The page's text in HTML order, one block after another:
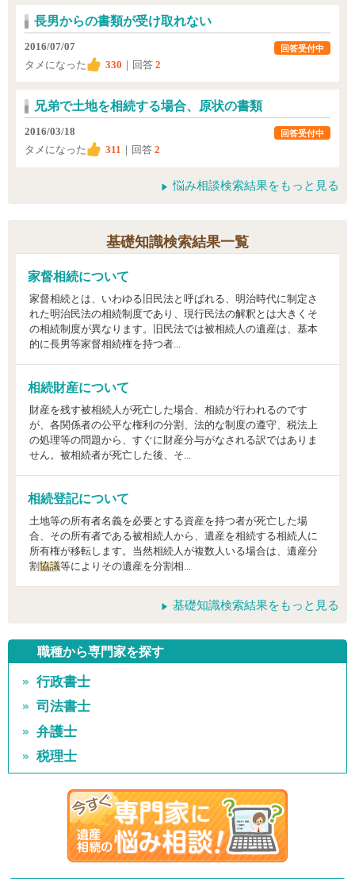
長男からの書類が受け取れない
2016/07/07
タメになった
330 ｜回答 2
回答受付中
兄弟で土地を相続する場合、原状の書類
2016/03/18
タメになった
311 ｜回答 2
回答受付中
悩み相談検索結果をもっと見る
基礎知識検索結果一覧
家督相続について
家督相続とは、いわゆる旧民法と呼ばれる、明治時代に制定さ
れた明治民法の相続制度であり、現行民法の解釈とは大きくそ
の相続制度が異なります。旧民法では被相続人の遺産は、基本
的に長男等家督相続権を持つ者...
相続財産について
財産を残す被相続人が死亡した場合、相続が行われるのです
が、各関係者の公平な権利の分割、法的な制度の遵守、税法上
の処理等の問題から、すぐに財産分与がなされる訳ではありま
せん。被相続者が死亡した後、そ...
相続登記について
土地等の所有者名義を必要とする資産を持つ者が死亡した場
合、その所有者である被相続人から、遺産を相続する相続人に
所有権が移転します。当然相続人が複数人いる場合は、遺産分
割協議等によりその遺産を分割相...
基礎知識検索結果をもっと見る
職種から専門家を探す
行政書士
司法書士
弁護士
税理士